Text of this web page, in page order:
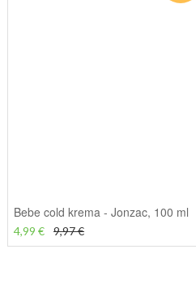
Bebe cold krema - Jonzac, 100 ml
4,99 € 9,97 €